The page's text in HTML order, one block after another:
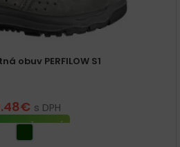
obuv PERFILOW S1
€ s DPH
MOŽNOSTÍ